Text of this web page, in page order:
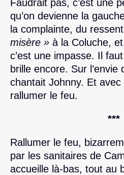
Faudrait pas, c’est une
qu’on devienne la
la complainte, du
misère » à la Coluche,
c’est une impasse. Il
brille encore. Sur l’envie
chantait Johnny. Et avec
rallumer le feu.
***
Rallumer le feu,
par les sanitaires de
accueille là-bas, tout au